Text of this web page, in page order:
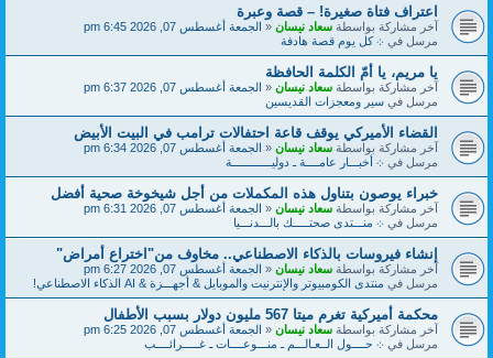
اعتراف فتاة صغيرة! – قصة وعبرة
آخر مشاركة بواسطةسعاد نيسان«الجمعة أغسطس 07, 2026 6:45 pm
مرسل في܀ كل يوم قصة هادفة
يا مريم، يا أمّ الكلمة الحافظة
آخر مشاركة بواسطةسعاد نيسان«الجمعة أغسطس 07, 2026 6:37 pm
مرسل فيسير ومعجزات القديسين
القضاء الأميركي يوقف قاعة احتفالات ترامب في البيت الأبيض
آخر مشاركة بواسطةسعاد نيسان«الجمعة أغسطس 07, 2026 6:34 pm
مرسل في܀ أخبـــار عامــــة ـ دوليــــــــــــة
خبراء يوصون بتناول هذه المكملات من أجل شيخوخة صحية أفضل
آخر مشاركة بواسطةسعاد نيسان«الجمعة أغسطس 07, 2026 6:31 pm
مرسل في܀ منـــتدى صحتـــــك بالـــدنـــيا
إنشاء فيروسات بالذكاء الاصطناعي.. مخاوف من"اختراع أمراض"
آخر مشاركة بواسطةسعاد نيسان«الجمعة أغسطس 07, 2026 6:27 pm
مرسل فيمنتدى الكومبيوتر والإنترنيت والموبايل & أجهـــزة & AI الذكاء الاصطناعي!
محكمة أميركية تغرم ميتا 567 مليون دولار بسبب الأطفال
آخر مشاركة بواسطةسعاد نيسان«الجمعة أغسطس 07, 2026 6:25 pm
مرسل في܀ حــــول الــعـالـــم ـ منـــوعــــات ـ غـــــرائــــب